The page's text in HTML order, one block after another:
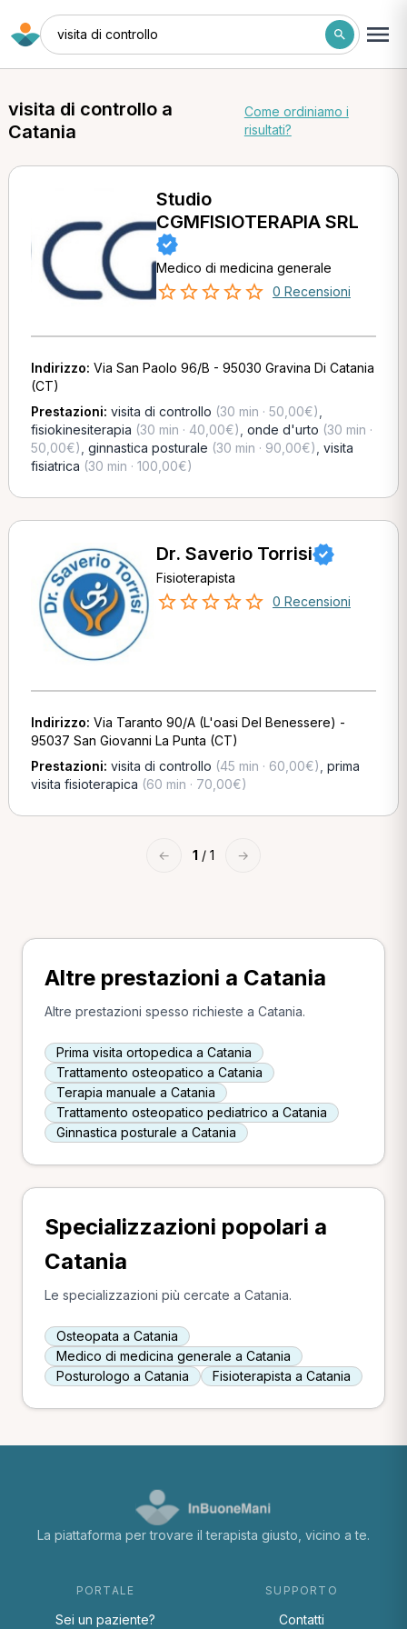
visita di controllo
visita di controllo a
Catania
Come ordiniamo i
risultati?
Studio
CGMFISIOTERAPIA SRL
Medico di medicina generale
0 Recensioni
Indirizzo: Via San Paolo 96/B - 95030 Gravina Di Catania
(CT)
Prestazioni: visita di controllo (30 min · 50,00€)
fisiokinesiterapia (30 min · 40,00€) onde d'urto (30 min ·
50,00€) ginnastica posturale (30 min · 90,00€) visita
fisiatrica (30 min · 100,00€)
Dr. Saverio Torrisi
Fisioterapista
0 Recensioni
Indirizzo: Via Taranto 90/A (L'oasi Del Benessere) -
95037 San Giovanni La Punta (CT)
Prestazioni: visita di controllo (45 min · 60,00€) prima
visita fisioterapica (60 min · 70,00€)
← 1 / 1 →
Altre prestazioni a Catania
Altre prestazioni spesso richieste a Catania.
Prima visita ortopedica a Catania
Trattamento osteopatico a Catania
Terapia manuale a Catania
Trattamento osteopatico pediatrico a Catania
Ginnastica posturale a Catania
Specializzazioni popolari a
Catania
Le specializzazioni più cercate a Catania.
Osteopata a Catania
Medico di medicina generale a Catania
Posturologo a Catania
Fisioterapista a Catania
La piattaforma per trovare il terapista giusto, vicino a te.
PORTALE
Sei un paziente?
SUPPORTO
Contatti